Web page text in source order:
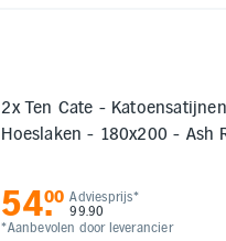
2x Ten Cate - Katoensatijnen
Hoeslaken - 180x200 - Ash
Adviesprijs*
99.90
*Aanbevolen door leverancier
54.
00